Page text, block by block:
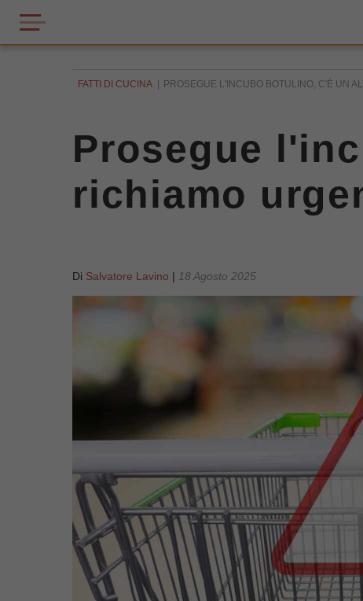
FATTI DI CUCINA PROSEGUE L'INCUBO BOTULINO, C'È UN
Prosegue
richiamo
Di Salvatore Lavino | 18 Agosto 2025